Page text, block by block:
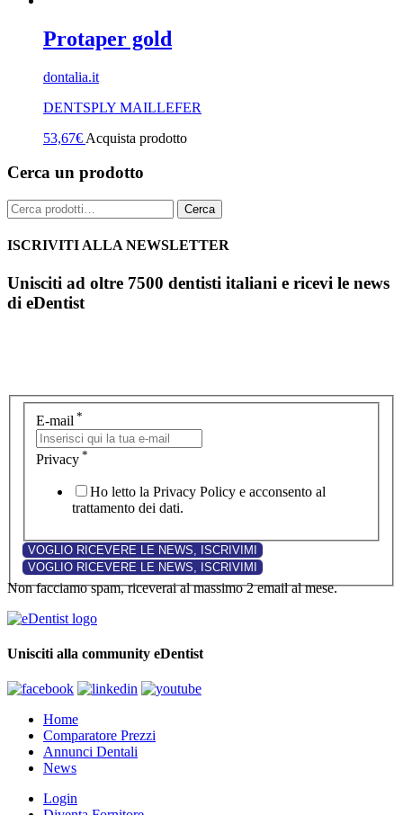
Protaper gold
dontalia.it
DENTSPLY MAILLEFER
53,67€ Acquista prodotto
Cerca un prodotto
Cerca: Cerca
ISCRIVITI ALLA NEWSLETTER
Unisciti ad oltre 7500 dentisti italiani e ricevi le news
di eDentist
E-mail *
Privacy *
Ho letto la Privacy Policy e acconsento al
trattamento dei dati.
Non facciamo spam, riceverai al massimo 2 email al mese.
Unisciti alla community eDentist
Home
Comparatore Prezzi
Annunci Dentali
News
Login